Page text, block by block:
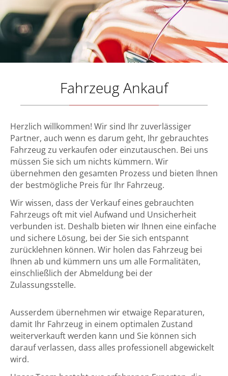
Fahrzeug Ankauf
Herzlich willkommen! Wir sind Ihr zuverlässiger
Partner, auch wenn es darum geht, Ihr gebrauchtes
Fahrzeug zu verkaufen oder einzutauschen. Bei uns
müssen Sie sich um nichts kümmern. Wir
übernehmen den gesamten Prozess und bieten Ihnen
der bestmögliche Preis für Ihr Fahrzeug.
Wir wissen, dass der Verkauf eines gebrauchten
Fahrzeugs oft mit viel Aufwand und Unsicherheit
verbunden ist. Deshalb bieten wir Ihnen eine einfache
und sichere Lösung, bei der Sie sich entspannt
zurücklehnen können. Wir holen das Fahrzeug bei
Ihnen ab und kümmern uns um alle Formalitäten,
einschließlich der Abmeldung bei der
Zulassungsstelle.
Ausserdem übernehmen wir etwaige Reparaturen,
damit Ihr Fahrzeug in einem optimalen Zustand
weiterverkauft werden kann und Sie können sich
darauf verlassen, dass alles professionell abgewickelt
wird.